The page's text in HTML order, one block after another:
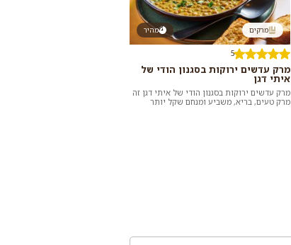
מהיר מרקים
5
מרק עדשים ירוקות בסגנון הודי של
איתי דגן
מרק עדשים ירוקות בסגנון הודי של איתי דגן זה
מרק טעים, בריא, משביע ומנחם שקל יותר